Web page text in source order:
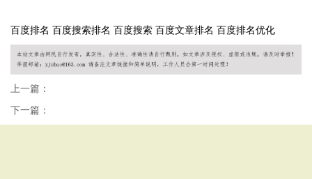
百度排名 百度搜索排名 百度搜索 百度文章排名 百度排名优化
上一篇：
下一篇：